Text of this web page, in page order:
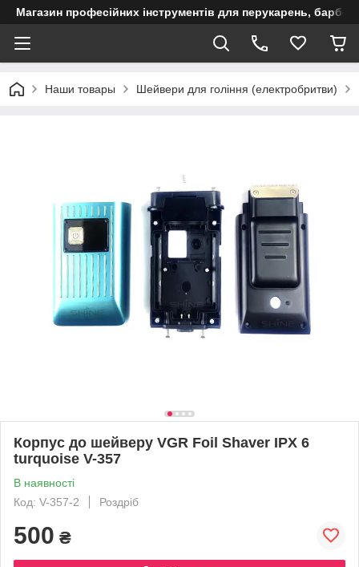
Магазин професійних інструментів для перукарень,
Наши товары Шейвери для гоління (електробритви)
Корпус до шейверу VGR Foil Shaver IPX 6
turquoise V-357
В наявності
Код: V-357-2
Роздріб
500 ₴